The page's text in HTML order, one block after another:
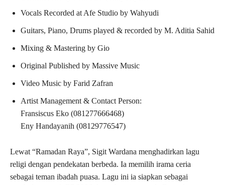
Vocals Recorded at Afe Studio by Wahyudi
Guitars, Piano, Drums played & recorded by M. Aditia Sahid
Mixing & Mastering by Gio
Original Published by Massive Music
Video Music by Farid Zafran
Artist Management & Contact Person:
Fransiscus Eko (081277666468)
Eny Handayanih (08129776547)
Lewat “Ramadan Raya”, Sigit Wardana menghadirkan lagu
religi dengan pendekatan berbeda. Ia memilih irama ceria
sebagai teman ibadah puasa. Lagu ini ia siapkan sebagai